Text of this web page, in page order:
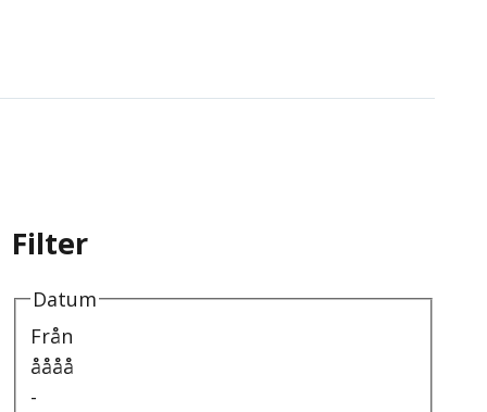
Filter
Datum
Från
åååå
-